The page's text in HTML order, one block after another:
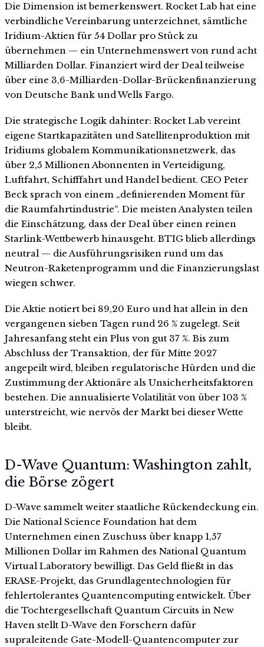
Die Dimension ist bemerkenswert. Rocket Lab hat eine
verbindliche Vereinbarung unterzeichnet, sämtliche
Iridium-Aktien für 54 Dollar pro Stück zu
übernehmen — ein Unternehmenswert von rund acht
Milliarden Dollar. Finanziert wird der Deal teilweise
über eine 3,6-Milliarden-Dollar-Brückenfinanzierung
von Deutsche Bank und Wells Fargo.
Die strategische Logik dahinter: Rocket Lab vereint
eigene Startkapazitäten und Satellitenproduktion mit
Iridiums globalem Kommunikationsnetzwerk, das
über 2,5 Millionen Abonnenten in Verteidigung,
Luftfahrt, Schifffahrt und Handel bedient. CEO Peter
Beck sprach von einem „definierenden Moment für
die Raumfahrtindustrie“. Die meisten Analysten teilen
die Einschätzung, dass der Deal über einen reinen
Starlink-Wettbewerb hinausgeht. BTIG blieb allerdings
neutral — die Ausführungsrisiken rund um das
Neutron-Raketenprogramm und die Finanzierungslast
wiegen schwer.
Die Aktie notiert bei 89,20 Euro und hat allein in den
vergangenen sieben Tagen rund 26 % zugelegt. Seit
Jahresanfang steht ein Plus von gut 37 %. Bis zum
Abschluss der Transaktion, der für Mitte 2027
angepeilt wird, bleiben regulatorische Hürden und die
Zustimmung der Aktionäre als Unsicherheitsfaktoren
bestehen. Die annualisierte Volatilität von über 103 %
unterstreicht, wie nervös der Markt bei dieser Wette
bleibt.
D-Wave Quantum: Washington zahlt,
die Börse zögert
D-Wave sammelt weiter staatliche Rückendeckung ein.
Die National Science Foundation hat dem
Unternehmen einen Zuschuss über knapp 1,57
Millionen Dollar im Rahmen des National Quantum
Virtual Laboratory bewilligt. Das Geld fließt in das
ERASE-Projekt, das Grundlagentechnologien für
fehlertolerantes Quantencomputing entwickelt. Über
die Tochtergesellschaft Quantum Circuits in New
Haven stellt D-Wave den Forschern dafür
supraleitende Gate-Modell-Quantencomputer zur